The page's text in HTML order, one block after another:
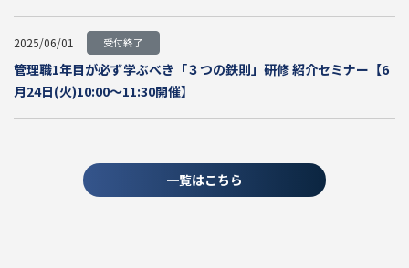
2025/06/01 受付終了
管理職1年目が必ず学ぶべき「３つの鉄則」研修 紹介セミナー【6
月24日(火)10:00～11:30開催】
一覧はこちら